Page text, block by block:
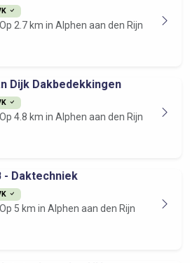
Op 2.7 km in Alphen aan den Rijn
Dijk Dakbedekkingen
Op 4.8 km in Alphen aan den Rijn
- Daktechniek
Op 5 km in Alphen aan den Rijn